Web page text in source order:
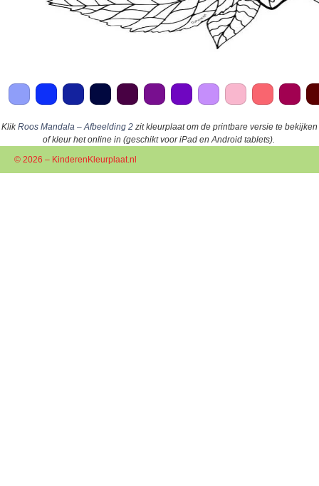
KlikRoos Mandala – Afbeelding 2 zit kleurplaat om de printbare versie te bekijken
of kleur het online in (geschikt voor iPad en Android tablets).
© 2026 – KinderenKleurplaat.nl